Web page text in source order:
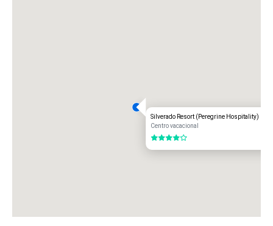
Silverado Resort (Peregrine Hospitality)
Centro vacacional
4 de 5